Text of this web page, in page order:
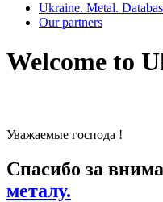
Ukraine. Metal.
Our partners
Welcome to
Уважаемые господа !
Спасибо за
металу.